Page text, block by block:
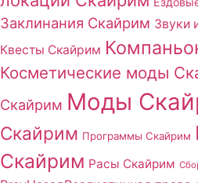
Заклинания Скайрим Звуки
Квесты Скайрим
Косметические моды
Скайрим Моды
Скайрим Программы Скайрим
Скайрим Расы Скайрим